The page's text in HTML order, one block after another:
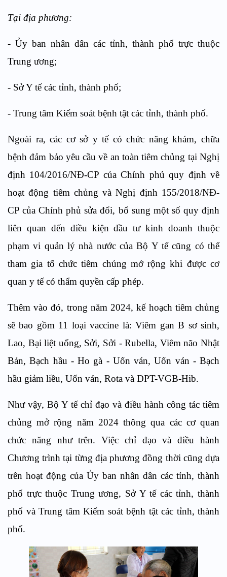
Tại địa phương:
- Ủy ban nhân dân các tỉnh, thành phố trực thuộc
Trung ương;
- Sở Y tế các tỉnh, thành phố;
- Trung tâm Kiểm soát bệnh tật các tỉnh, thành phố.
Ngoài ra, các cơ sở y tế có chức năng khám, chữa
bệnh đảm bảo yêu cầu về an toàn tiêm chủng tại Nghị
định 104/2016/NĐ-CP của Chính phủ quy định về
hoạt động tiêm chủng và Nghị định 155/2018/NĐ-
CP của Chính phủ sửa đổi, bổ sung một số quy định
liên quan đến điều kiện đầu tư kinh doanh thuộc
phạm vi quản lý nhà nước của Bộ Y tế cũng có thể
tham gia tổ chức tiêm chủng mở rộng khi được cơ
quan y tế có thẩm quyền cấp phép.
Thêm vào đó, trong năm 2024, kế hoạch tiêm chủng
sẽ bao gồm 11 loại vaccine là: Viêm gan B sơ sinh,
Lao, Bại liệt uống, Sởi, Sởi - Rubella, Viêm não Nhật
Bản, Bạch hầu - Ho gà - Uốn ván, Uốn ván - Bạch
hầu giảm liều, Uốn ván, Rota và DPT-VGB-Hib.
Như vậy, Bộ Y tế chỉ đạo và điều hành công tác tiêm
chủng mở rộng năm 2024 thông qua các cơ quan
chức năng như trên. Việc chỉ đạo và điều hành
Chương trình tại từng địa phương đồng thời cũng dựa
trên hoạt động của Ủy ban nhân dân các tỉnh, thành
phố trực thuộc Trung ương, Sở Y tế các tỉnh, thành
phố và Trung tâm Kiểm soát bệnh tật các tỉnh, thành
phố.